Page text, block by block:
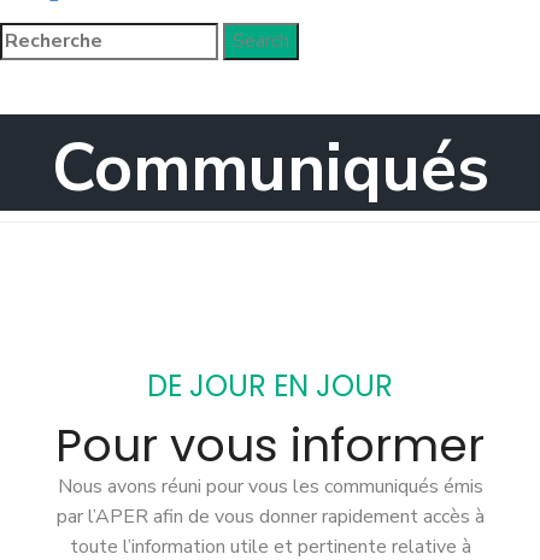
Communiqués
DE JOUR EN JOUR
Pour vous informer
Nous avons réuni pour vous les communiqués émis
par l’APER afin de vous donner rapidement accès à
toute l’information utile et pertinente relative à